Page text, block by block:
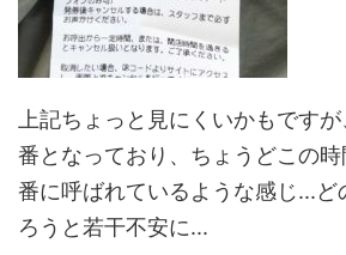
上記ちょっと見にくいかもです
番となっており、ちょうどこの
番に呼ばれているような感じ...ど
ろうと若干不安に...